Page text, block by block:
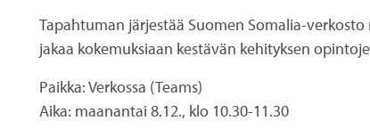
Tapahtuman järjestää Suomen Somalia-
jakaa kokemuksiaan kestävän kehityksen
Paikka: Verkossa (Teams)
Aika: maanantai 8.12., klo 10.30-11.30